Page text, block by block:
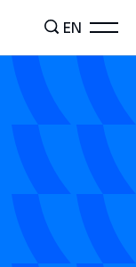
EN